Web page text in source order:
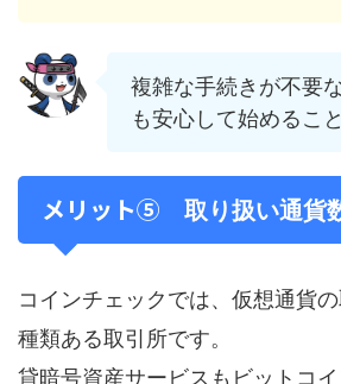
複雑な手続きが不要
も安心して始めるこ
メリット⑤ 取り扱い通貨
コインチェックでは、仮想通貨
種類ある取引所です。
貸暗号資産サービスもビットコ